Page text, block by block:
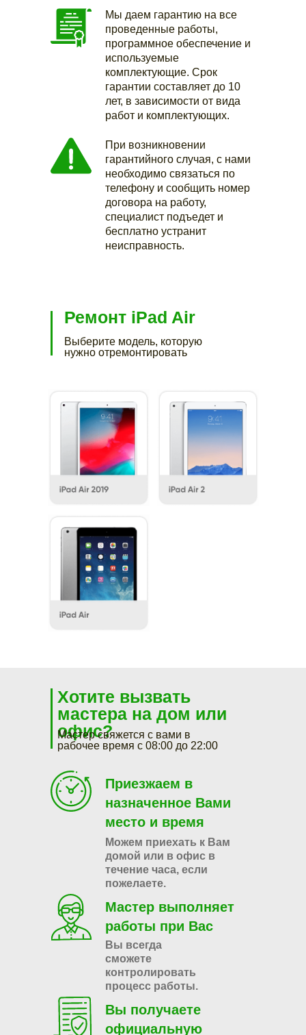
Мы даем гарантию на все
проведенные работы,
программное обеспечение и
используемые
комплектующие. Срок
гарантии составляет до 10
лет, в зависимости от вида
работ и комплектующих.
При возникновении
гарантийного случая, с нами
необходимо связаться по
телефону и сообщить номер
договора на работу,
специалист подъедет и
бесплатно устранит
неисправность.
Ремонт iPad Air
Выберите модель, которую
нужно отремонтировать
Хотите вызвать
мастера на дом или
офис?
Мастер свяжется с вами в
рабочее время с 08:00 до 22:00
Приезжаем в
назначенное Вами
место и время
Можем приехать к Вам
домой или в офис в
течение часа, если
пожелаете.
Мастер выполняет
работы при Вас
Вы всегда
сможете
контролировать
процесс работы.
Вы получаете
официальную